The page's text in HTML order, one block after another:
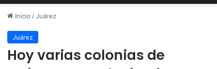
Inicio /Juárez
Juárez
Hoy varias colonias de